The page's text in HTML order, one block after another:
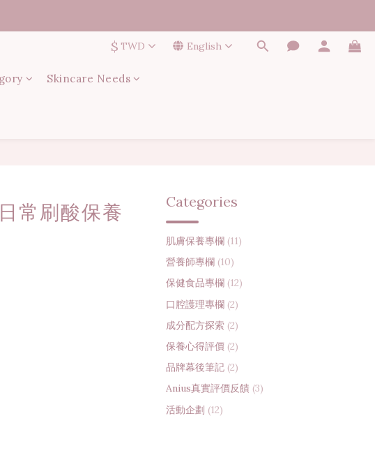
$ TWD English
Skincare Needs
常刷酸保養 Categories
肌膚保養專欄 (11)
營養師專欄 (10)
保健食品專欄 (12)
口腔護理專欄 (2)
成分配方探索 (2)
保養心得評價 (2)
品牌幕後筆記 (2)
Anius真實評價反饋 (3)
活動企劃 (12)